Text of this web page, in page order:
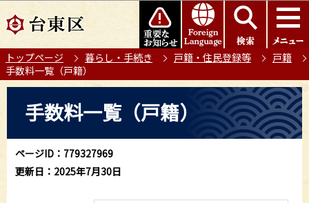
の
ー
ジ
このページの本文へ移動
トップページ 暮らし・手続き 戸籍・住民登録等
戸籍
手数料一覧（戸籍）
か
手数料一覧（戸籍）
ページID：779327969
更新日：2025年7月30日